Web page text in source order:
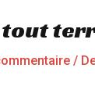
/